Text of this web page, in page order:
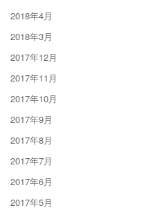
2018年4月
2018年3月
2017年12月
2017年11月
2017年10月
2017年9月
2017年8月
2017年7月
2017年6月
2017年5月